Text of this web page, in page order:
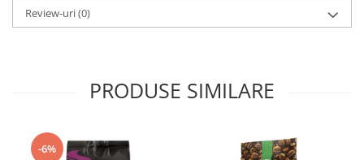
Review-uri(0)
PRODUSE SIMILARE
-6%